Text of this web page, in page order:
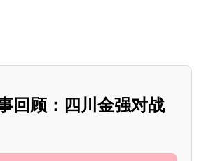
回顾：四川金强对战